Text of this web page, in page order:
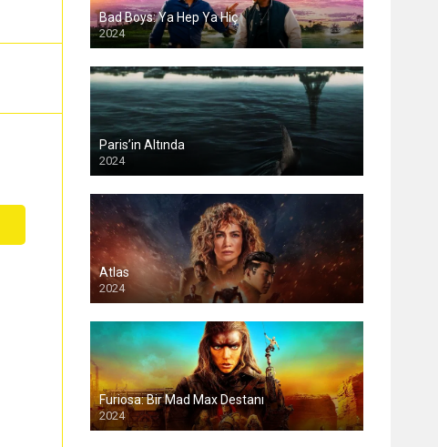
Bad Boys: Ya Hep Ya Hiç
2024
Paris’in Altında
2024
Atlas
2024
Furiosa: Bir Mad Max Destanı
2024